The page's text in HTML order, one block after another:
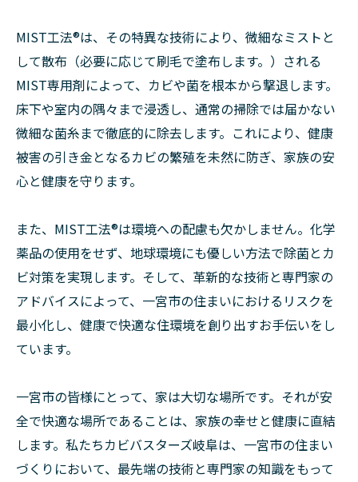
MIST工法®︎は、その特異な技術により、微細なミストと
して散布（必要に応じて刷毛で塗布します。）される
MIST専用剤によって、カビや菌を根本から撃退します。
床下や室内の隅々まで浸透し、通常の掃除では届かない
微細な菌糸まで徹底的に除去します。これにより、健康
被害の引き金となるカビの繁殖を未然に防ぎ、家族の安
心と健康を守ります。
また、MIST工法®︎は環境への配慮も欠かしません。化学
薬品の使用をせず、地球環境にも優しい方法で除菌とカ
ビ対策を実現します。そして、革新的な技術と専門家の
アドバイスによって、一宮市の住まいにおけるリスクを
最小化し、健康で快適な住環境を創り出すお手伝いをし
ています。
一宮市の皆様にとって、家は大切な場所です。それが安
全で快適な場所であることは、家族の幸せと健康に直結
します。私たちカビバスターズ岐阜は、一宮市の住まい
づくりにおいて、最先端の技術と専門家の知識をもって